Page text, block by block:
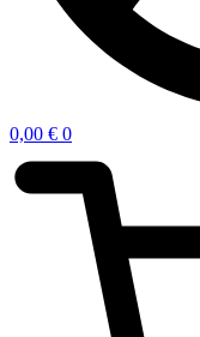
0,00 € 0